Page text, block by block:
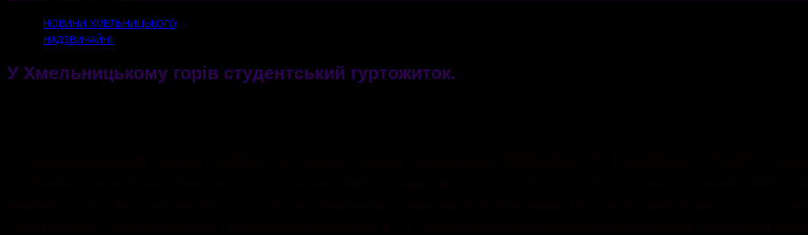
НОВИНИ ХМЕЛЬНИЦЬКОГО
НАДЗВИЧАЙНІ
У Хмельницькому горів студентський гуртожиток.